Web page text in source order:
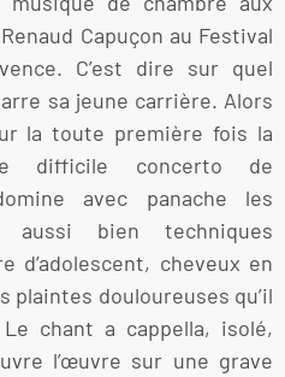
Capuçon au Festival
C’est dire sur quel
sa jeune carrière. Alors
la toute première fois la
difficile concerto de
avec panache les
aussi bien techniques
d’adolescent, cheveux en
plaintes douloureuses qu’il
chant a cappella, isolé,
l’œuvre sur une grave